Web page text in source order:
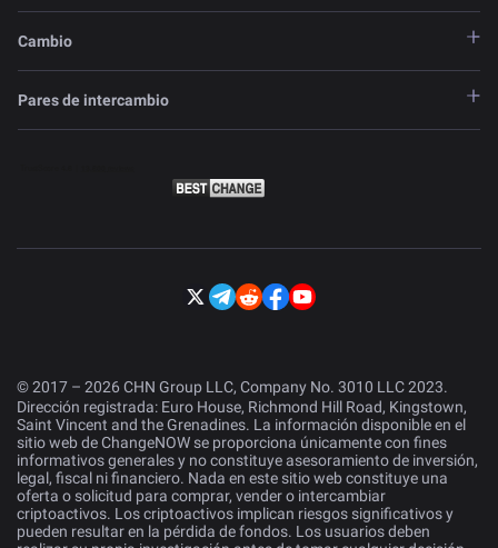
Cambio
Pares de intercambio
© 2017 – 2026 CHN Group LLC, Company No. 3010 LLC 2023.
Dirección registrada: Euro House, Richmond Hill Road, Kingstown,
Saint Vincent and the Grenadines. La información disponible en el
sitio web de ChangeNOW se proporciona únicamente con fines
informativos generales y no constituye asesoramiento de inversión,
legal, fiscal ni financiero. Nada en este sitio web constituye una
oferta o solicitud para comprar, vender o intercambiar
criptoactivos. Los criptoactivos implican riesgos significativos y
pueden resultar en la pérdida de fondos. Los usuarios deben